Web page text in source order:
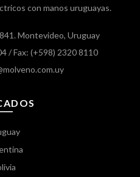
con manos uruguayas.
Montevideo, Uruguay
/ Fax: (+598) 2320 8110